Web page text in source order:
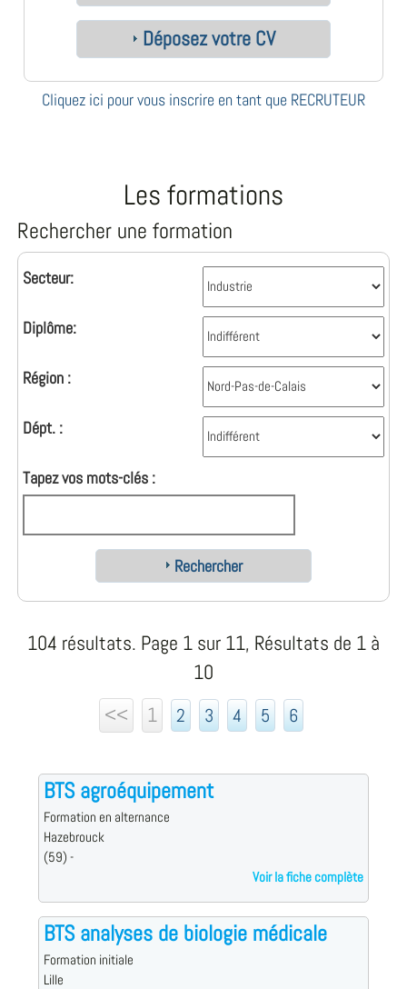
Déposez votre CV
Cliquez ici pour vous inscrire en tant que RECRUTEUR
Les formations
Rechercher une formation
Secteur:
Diplôme:
Région :
Dépt. :
Tapez vos mots-clés :
Rechercher
104 résultats. Page 1 sur 11, Résultats de 1 à
10
<<
1 2 3 4 5 6
BTS agroéquipement
Formation en alternance
Hazebrouck
(59) -
Voir la fiche complète
BTS analyses de biologie médicale
Formation initiale
Lille